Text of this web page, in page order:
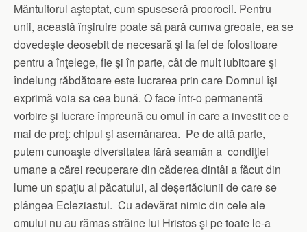
Mântuitorul aşteptat, cum spuseseră proorocii. Pentru
unii, această înşiruire poate să pară cumva greoaie, ea se
dovedeşte deosebit de necesară şi la fel de folositoare
pentru a înţelege, fie şi în parte, cât de mult iubitoare şi
îndelung răbdătoare este lucrarea prin care Domnul îşi
exprimă voia sa cea bună. O face într-o permanentă
vorbire şi lucrare împreună cu omul în care a investit ce e
mai de preţ: chipul şi asemănarea. Pe de altă parte,
putem cunoaşte diversitatea fără seamăn a condiţiei
umane a cărei recuperare din căderea dintâi a făcut din
lume un spaţiu al păcatului, al deşertăciunii de care se
plângea Ecleziastul. Cu adevărat nimic din cele ale
omului nu au rămas străine lui Hristos şi pe toate le-a